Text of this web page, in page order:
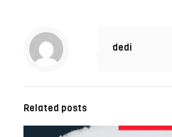
dedi
Related posts